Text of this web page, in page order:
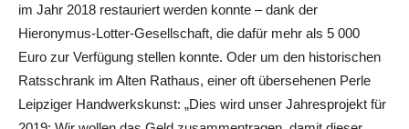
im Jahr 2018 restauriert werden konnte – dank der
Hieronymus-Lotter-Gesellschaft, die dafür mehr als 5 000
Euro zur Verfügung stellen konnte. Oder um den historischen
Ratsschrank im Alten Rathaus, einer oft übersehenen Perle
Leipziger Handwerkskunst: „Dies wird unser Jahresprojekt für